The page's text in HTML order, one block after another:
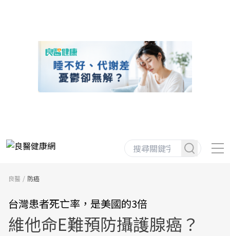
良醫 防癌
台灣患者死亡率，是美國的3倍
維他命E難預防攝護腺癌？